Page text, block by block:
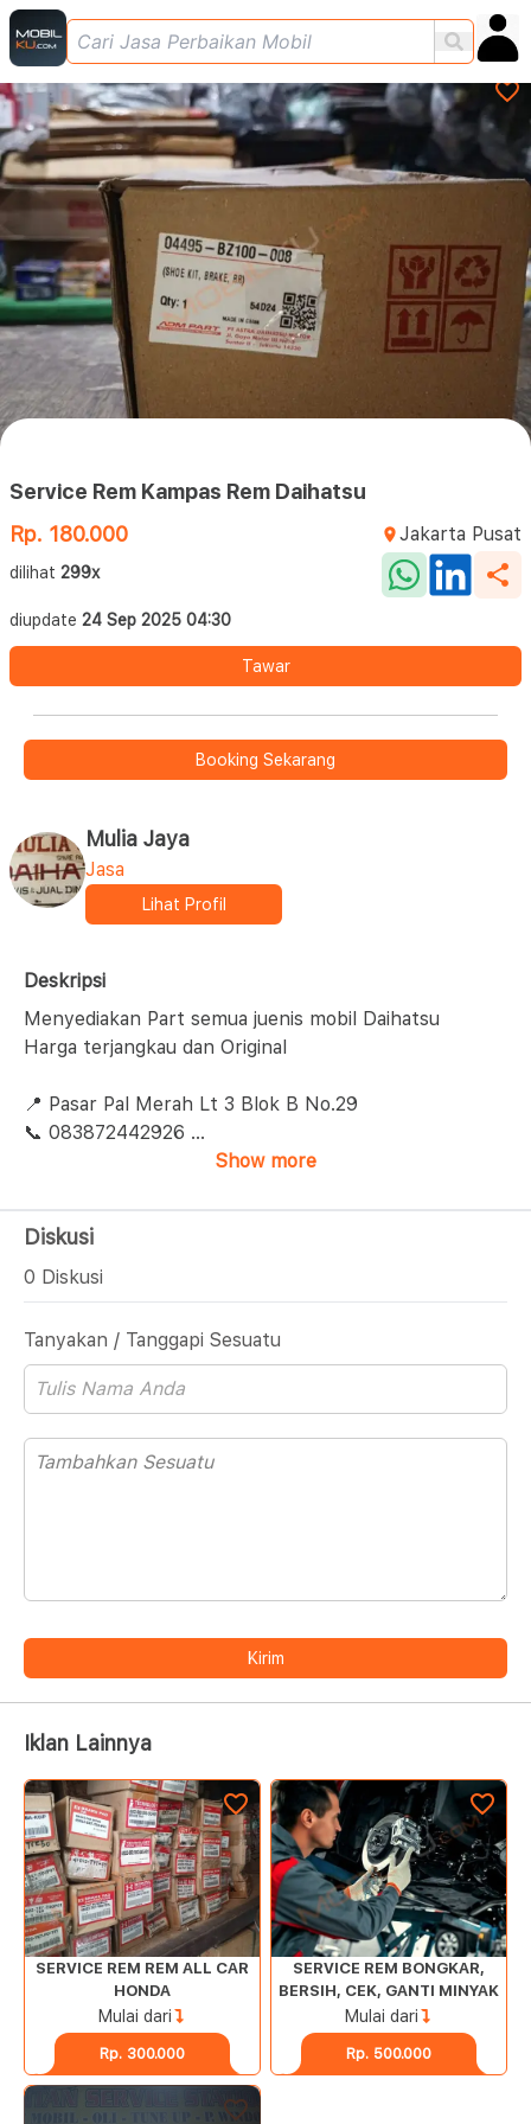
Service Rem Kampas Rem Daihatsu
Rp. 180.000
Jakarta Pusat
dilihat 299x
diupdate 24 Sep 2025 04:30
Tawar
Booking Sekarang
Mulia Jaya
Jasa
Lihat Profil
Deskripsi
Menyediakan Part semua juenis mobil Daihatsu
Harga terjangkau dan Original
📍 Pasar Pal Merah Lt 3 Blok B No.29
📞 083872442926 ...
Show more
Diskusi
0 Diskusi
Tanyakan / Tanggapi Sesuatu
Kirim
Iklan Lainnya
SERVICE REM REM ALL CAR
HONDA
Mulai dari
Rp. 300.000
SERVICE REM BONGKAR,
BERSIH, CEK, GANTI MINYAK
Mulai dari
Rp. 500.000